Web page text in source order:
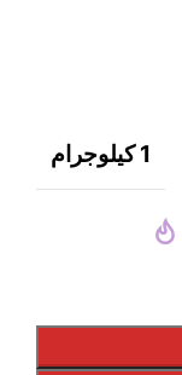
1 كيلوجرام